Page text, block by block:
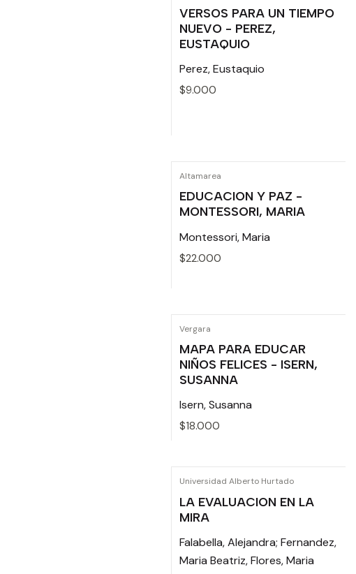
VERSOS PARA UN TIEMPO
NUEVO - PEREZ,
EUSTAQUIO
Perez, Eustaquio
$9.000
Altamarea
EDUCACION Y PAZ -
MONTESSORI, MARIA
Montessori, Maria
$22.000
Vergara
MAPA PARA EDUCAR
NIÑOS FELICES - ISERN,
SUSANNA
Isern, Susanna
$18.000
Universidad Alberto Hurtado
LA EVALUACION EN LA
MIRA
Falabella, Alejandra; Fernandez,
Maria Beatriz, Flores, Maria